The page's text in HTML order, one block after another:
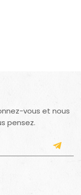
vous et nous
pensez.